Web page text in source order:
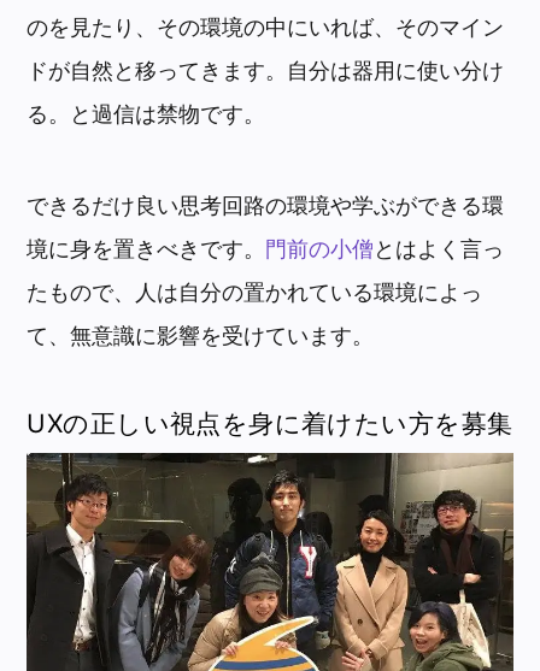
のを見たり、その環境の中にいれば、そのマイン
ドが自然と移ってきます。自分は器用に使い分け
る。と過信は禁物です。
できるだけ良い思考回路の環境や学ぶができる環
境に身を置きべきです。 門前の小僧とはよく言っ
たもので、人は自分の置かれている環境によっ
て、無意識に影響を受けています。
UXの正しい視点を身に着けたい方を募集